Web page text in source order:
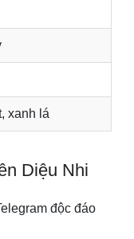
xanh lá
Diệu Nhi
độc đáo